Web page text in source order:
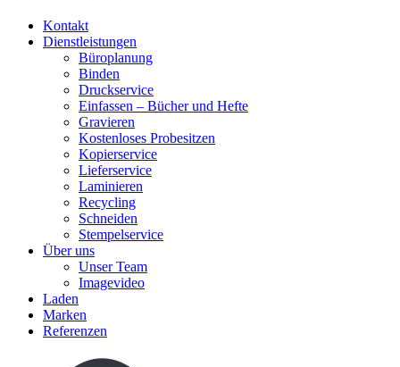
Kontakt
Dienstleistungen
Büroplanung
Binden
Druckservice
Einfassen – Bücher und Hefte
Gravieren
Kostenloses Probesitzen
Kopierservice
Lieferservice
Laminieren
Recycling
Schneiden
Stempelservice
Über uns
Unser Team
Imagevideo
Laden
Marken
Referenzen